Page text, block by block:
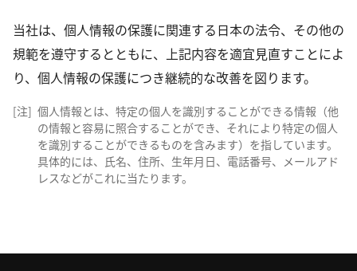
当社は、個人情報の保護に関連する日本の法令、その他の
規範を遵守するとともに、上記内容を適宜見直すことによ
り、個人情報の保護につき継続的な改善を図ります。
[注] 個人情報とは、特定の個人を識別することができる情報（他
の情報と容易に照合することができ、それにより特定の個人
を識別することができるものを含みます）を指しています。
具体的には、氏名、住所、生年月日、電話番号、メールアド
レスなどがこれに当たります。